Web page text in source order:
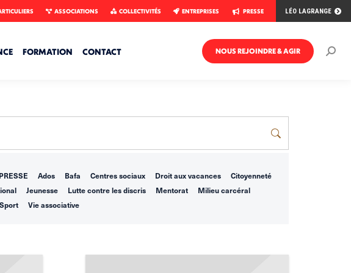
ASSOCIATIONS COLLECTIVITÉS ENTREPRISES PRESSE LÉO LAGRANGE
FORMATION CONTACT NOUS REJOINDRE & AGIR
PRESSE Ados Bafa Centres sociaux Droit aux vacances
Citoyenneté
Jeunesse Lutte contre les discris Mentorat
Milieu carcéral
Sport Vie associative